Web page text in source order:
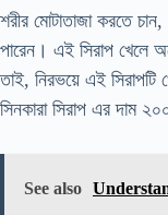
শরীর মোটাতাজা করতে
পারেন। এই সিরাপ খেলে
তাই, নিরভয়ে এই
সিনকারা সিরাপ এর দাম
See also